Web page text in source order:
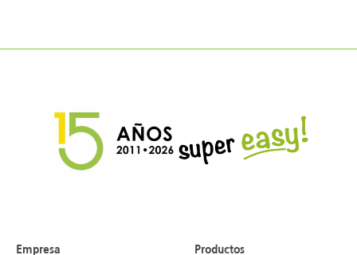
Empresa Productos